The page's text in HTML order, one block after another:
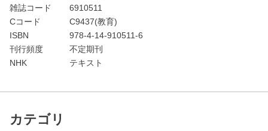
雑誌コード
6910511
Cコード
C9437(教育)
ISBN
978-4-14-910511-6
刊行頻度
不定期刊
NHK
テキスト
カテゴリ